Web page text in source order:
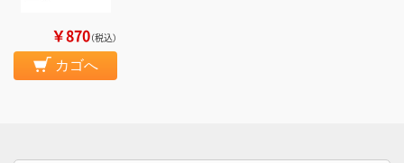
￥870（税込）
カゴへ